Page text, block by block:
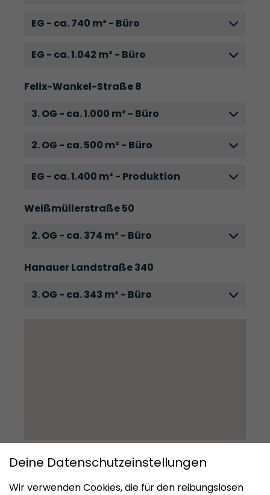
EG - ca. 740 m² - Büro
EG - ca. 1.042 m² - Büro
Felix-Wankel-Straße 8
3. OG - ca. 1.000 m² - Büro
2. OG - ca. 500 m² - Büro
EG - ca. 1.400 m² - Produktion
Weißmüllerstraße 50
2. OG - ca. 374 m² - Büro
Hanauer Landstraße 340
3. OG - ca. 343 m² - Büro